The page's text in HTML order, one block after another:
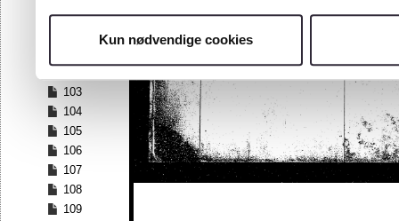
Kun nødvendige cookies
99
103
104
105
106
107
108
109